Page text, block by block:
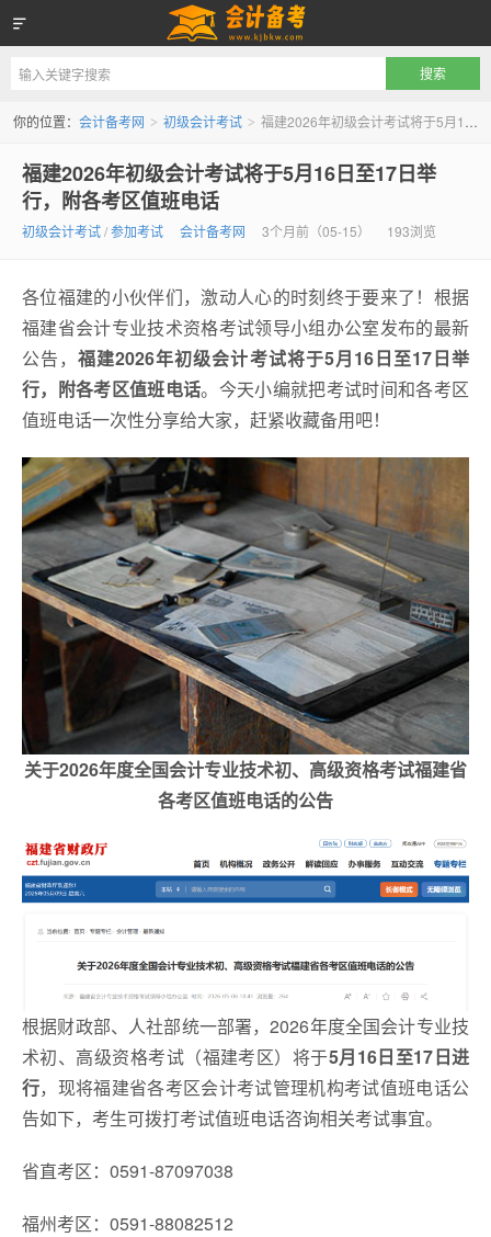
会计备考网
你的位置： 会计备考网 > 初级会计考试 > 福建2026年初级会计考试将于5月16日至17日举行，附各考区值班电话
福建2026年初级会计考试将于5月16日至17日举
行，附各考区值班电话
初级会计考试/参加考试 会计备考网 3个月前（05-15） 193浏览
各位福建的小伙伴们，激动人心的时刻终于要来了！根据
福建省会计专业技术资格考试领导小组办公室发布的最新
公告，福建2026年初级会计考试将于5月16日至17日举
行，附各考区值班电话。今天小编就把考试时间和各考区
值班电话一次性分享给大家，赶紧收藏备用吧！
关于2026年度全国会计专业技术初、高级资格考试福建省
各考区值班电话的公告
根据财政部、人社部统一部署，2026年度全国会计专业技
术初、高级资格考试（福建考区）将于5月16日至17日进
行，现将福建省各考区会计考试管理机构考试值班电话公
告如下，考生可拨打考试值班电话咨询相关考试事宜。
省直考区：0591-87097038
福州考区：0591-88082512